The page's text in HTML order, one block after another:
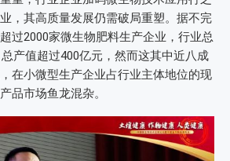
，其高质量发展仍需破局重塑。据不完
过2000家微生物肥料生产企业，行业总
产值超过400亿元，然而这其中近八成
在小微型生产企业占行业主体地位的现
品市场鱼龙混杂。